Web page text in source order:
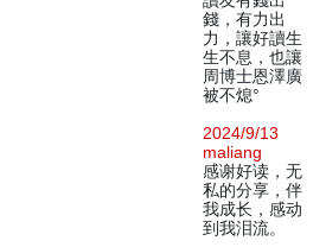
錢，有力出
力，讓好讀生
生不息，也讓
周博士恩澤廣
被不熄°
2024/9/13
maliang
感谢好读，无
私的分享，伴
我成长，感动
到我泪流。